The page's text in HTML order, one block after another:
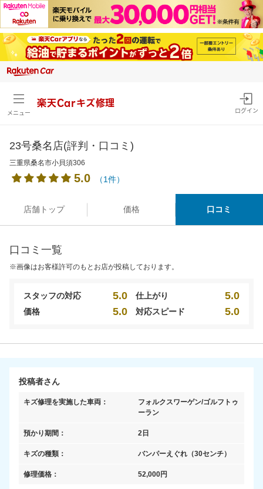
メニュー
楽天Carキズ修理
ログイン
23号桑名店(評判・口コミ)
三重県桑名市小貝須306
5.0 （1件）
店舗トップ 価格 口コミ
口コミ一覧
※画像はお客様許可のもとお店が投稿しております。
スタッフの対応 5.0 仕上がり 5.0
価格 5.0 対応スピード 5.0
投稿者さん
キズ修理を実施した車両：
フォルクスワーゲン/ゴルフトゥ
ーラン
預かり期間： 2日
キズの種類： バンパーえぐれ （30センチ）
修理価格： 52,000円